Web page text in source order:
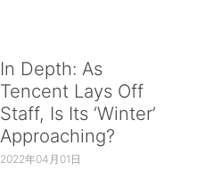
In Depth: As
Tencent Lays Off
Staff, Is Its ‘Winter’
Approaching?
2022年04月01日